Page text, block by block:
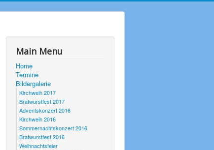
Main Menu
Home
Termine
Bildergalerie
Kirchweih 2017
Bratwurstfest 2017
Adventskonzert 2016
Kirchweih 2016
Sommernachtskonzert 2016
Bratwurstfest 2016
Weihnachtsfeier